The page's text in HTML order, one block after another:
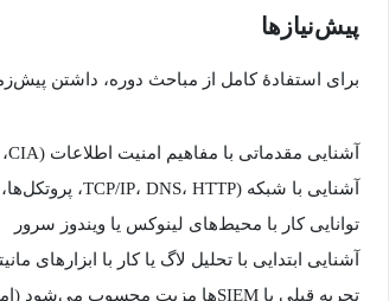
پیش‌نیاز‌ها
برای استفادهٔ کامل از مباحث دوره، داشتن
آشنایی مقدماتی با مفاهیم امنیت اطلاعات (CIA، کنترل‌های امنیتی، تهدید، آسیب‌پذیری)
آشنایی با شبکه (TCP/IP، DNS، HTTP، پروتکل‌ها، فایروال)
توانایی کار با محیط‌های لینوکس یا ویندوز سرور
آشنایی ابتدایی با تحلیل لاگ یا کار با ابزارهای
تجربه قبلی با SIEM‌ها مزیت محسوب می‌شود (اما ضروری نیست)